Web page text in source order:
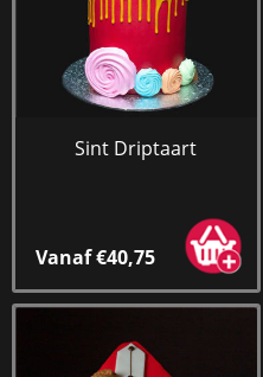
Sint Driptaart
Vanaf €40,75